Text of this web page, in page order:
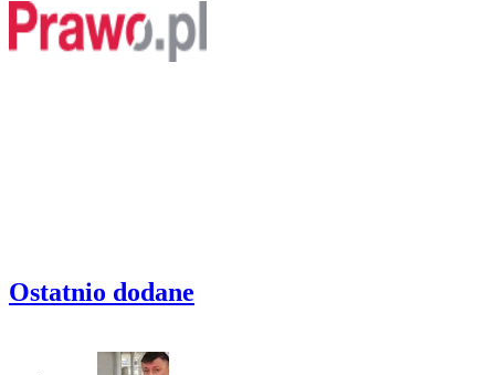
Ostatnio dodane